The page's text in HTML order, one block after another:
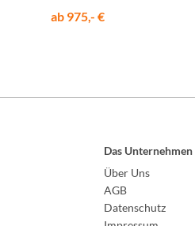
ab 975,- €
Das Unternehmen
Über Uns
AGB
Datenschutz